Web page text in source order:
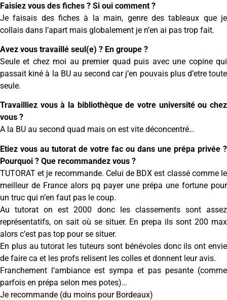
Faisiez vous des fiches ? Si oui comment ?
Je faisais des fiches à la main, genre des tableaux que je
collais dans l’apart mais globalement je n’en ai pas trop fait.
Avez vous travaillé seul(e) ? En groupe ?
Seule et chez moi au premier quad puis avec une copine qui
passait kiné à la BU au second car j’en pouvais plus d’etre toute
seule.
Travailliez vous à la bibliothèque de votre université ou chez
vous ?
A la BU au second quad mais on est vite déconcentré…
Etiez vous au tutorat de votre fac ou dans une prépa privée ?
Pourquoi ? Que recommandez vous ?
TUTORAT et je recommande. Celui de BDX est classé comme le
meilleur de France alors pq payer une prépa une fortune pour
un truc qui n’en faut pas le coup.
Au tutorat on est 2000 donc les classements sont assez
représentatifs, on sait où se situer. En prepa ils sont 200 max
alors c’est pas top pour se situer.
En plus au tutorat les tuteurs sont bénévoles donc ils ont envie
de faire ca et les profs relisent les colles et donnent leur avis.
Franchement l’ambiance est sympa et pas pesante (comme
parfois en prépa selon mes potes)…
Je recommande (du moins pour Bordeaux)